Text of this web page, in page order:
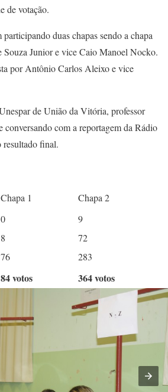
de votação.
duas chapas sendo a chapa
Souza Junior e vice Caio Manoel Nocko.
por Antônio Carlos Aleixo e vice
de União da Vitória, professor
conversando com a reportagem da Rádio
resultado final.
Chapa 1
Chapa 2
0
9
8
72
76
283
84 votos 364 votos